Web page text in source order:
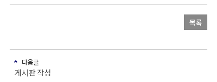
목록
다음글
게시판 작성